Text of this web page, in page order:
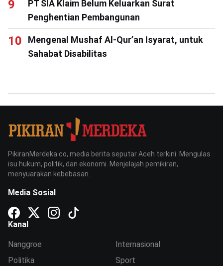
PT SIA Klaim Belum Keluarkan Surat
Penghentian Pembangunan
Mengenal Mushaf Al-Qur’an Isyarat, untuk
Sahabat Disabilitas
PikiranMerdeka.co, media berita seputar Aceh terkini. Mengulas
isu hukum, politik, dan ekonomi. Menjelajah pemikiran,
menyuarakan kebebasan.
Media Sosial
Kanal
Nanggroe
Politika
Internasional
Sport